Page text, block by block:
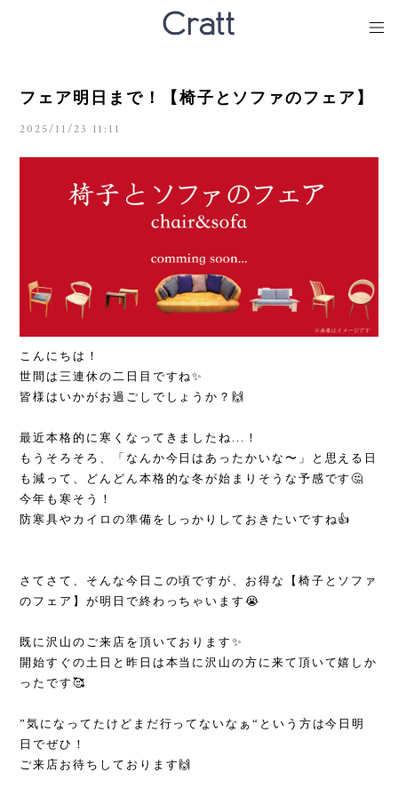
フェア明日まで！【椅子とソファのフェア】
2025/11/23 11:11
こんにちは！
世間は三連休の二日目ですね✨
皆様はいかがお過ごしでしょうか？🙌
最近本格的に寒くなってきましたね...！
もうそろそろ、「なんか今日はあったかいな〜」と思える日
も減って、どんどん本格的な冬が始まりそうな予感です🤔
今年も寒そう！
防寒具やカイロの準備をしっかりしておきたいですね👍
さてさて、そんな今日この頃ですが、お得な【椅子とソファ
のフェア】が明日で終わっちゃいます😭
既に沢山のご来店を頂いております✨
開始すぐの土日と昨日は本当に沢山の方に来て頂いて嬉しか
ったです🥰
”気になってたけどまだ行ってないなぁ“という方は今日明
日でぜひ！
ご来店お待ちしております🙌